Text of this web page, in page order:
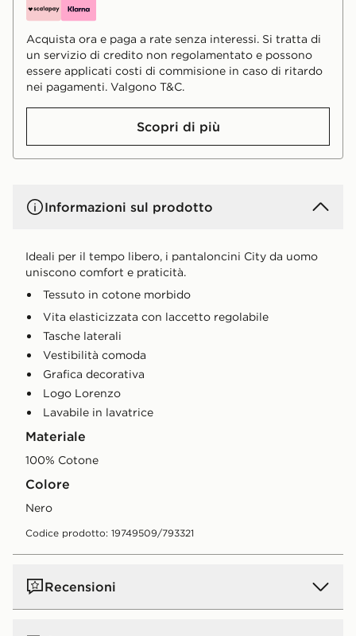
Acquista ora e paga a rate senza interessi. Si tratta di
un servizio di credito non regolamentato e possono
essere applicati costi di commisione in caso di ritardo
nei pagamenti. Valgono T&C.
Scopri di più
Informazioni sul prodotto
Ideali per il tempo libero, i pantaloncini City da uomo
uniscono comfort e praticità.
Tessuto in cotone morbido
Vita elasticizzata con laccetto regolabile
Tasche laterali
Vestibilità comoda
Grafica decorativa
Logo Lorenzo
Lavabile in lavatrice
Materiale
100% Cotone
Colore
nero
Codice prodotto: 19749509/793321
Recensioni